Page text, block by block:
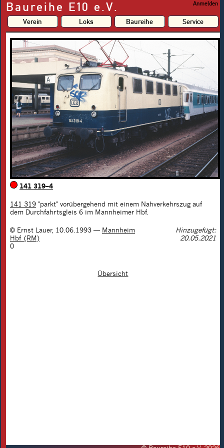
Baureihe E10 e.V. Anmelden
Verein Loks Baureihe Service
141 319–4
141 319 "parkt" vorübergehend mit einem Nahverkehrszug auf
dem Durchfahrtsgleis 6 im Mannheimer Hbf.
© Ernst Lauer, 10.06.1993 — Mannheim
Hbf (RM)
Hinzugefügt:
20.05.2021
0
Übersicht